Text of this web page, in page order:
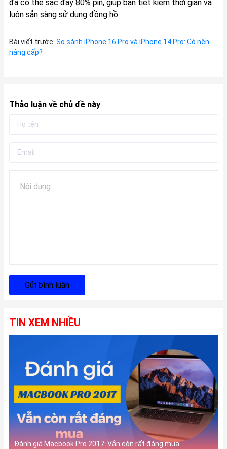
đã có thể sạc đầy 80% pin, giúp bạn tiết kiệm thời gian và
luôn sẵn sàng sử dụng đồng hồ.
Bài viết trước: So sánh iPhone 16 Pro và iPhone 14 Pro: Có nên
nâng cấp?
Thảo luận về chủ đề này
Gửi bình luận
TIN XEM NHIỀU
Đánh giá Macbook Pro 2017: Vẫn còn rất đáng mua